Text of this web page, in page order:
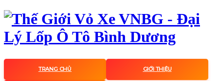
TRANG CHỦ GIỚI THIỆU